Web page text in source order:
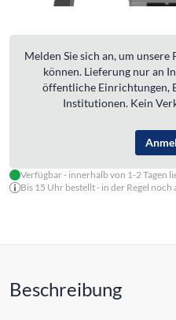
Melden Sie sich an, um unsere
können. Lieferung nur an
öffentliche Einrichtungen,
Institutionen. Kein
Verfügbar - innerhalb von 1-2 Tagen
Bis 15 Uhr bestellt - in der Regel noch
Beschreibung